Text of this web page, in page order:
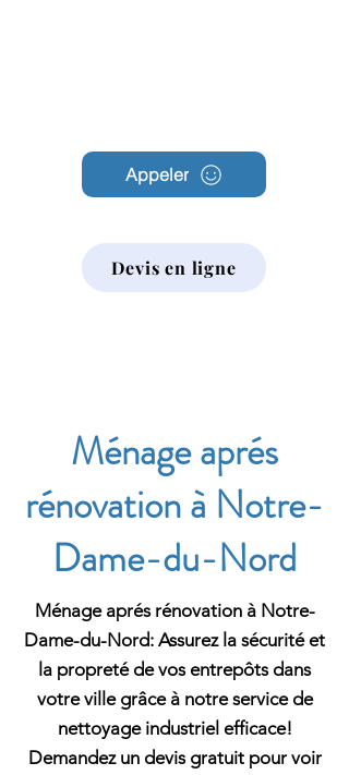
Appeler
Devis en ligne
Ménage aprés
rénovation à Notre-
Dame-du-Nord
Ménage aprés rénovation à Notre-
Dame-du-Nord: Assurez la sécurité et
la propreté de vos entrepôts dans
votre ville grâce à notre service de
nettoyage industriel efficace!
Demandez un devis gratuit pour voir